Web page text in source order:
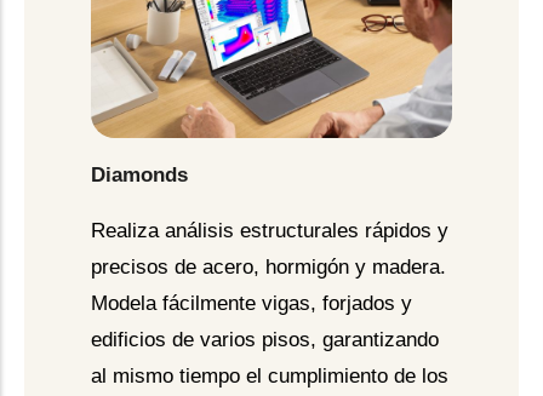
Diamonds
Realiza análisis estructurales rápidos y
precisos de acero, hormigón y madera.
Modela fácilmente vigas, forjados y
edificios de varios pisos, garantizando
al mismo tiempo el cumplimiento de los